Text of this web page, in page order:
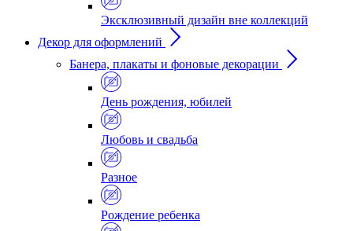
Эксклюзивный дизайн вне коллекций
Декор для оформлений
Банера, плакаты и фоновые декорации
День рождения, юбилей
Любовь и свадьба
Разное
Рождение ребенка